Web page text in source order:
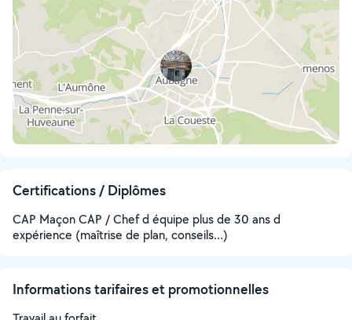
Certifications / Diplômes
CAP Maçon CAP / Chef d équipe plus de 30 ans d
expérience (maîtrise de plan, conseils…)
Informations tarifaires et promotionnelles